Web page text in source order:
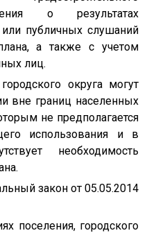
о результатах
публичных слушаний
а также с учетом
лиц.
округа могут
вне границ населенных
не предполагается
использования и в
необходимость
закон от 05.05.2014
поселения, городского